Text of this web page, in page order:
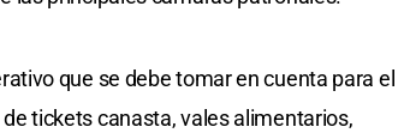
que se debe tomar en cuenta para el
tickets canasta, vales alimentarios,